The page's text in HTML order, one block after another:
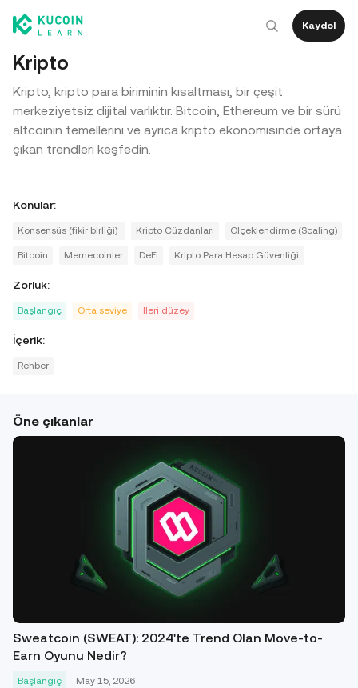
Kaydol
Kripto
Kripto, kripto para biriminin kısaltması, bir çeşit
merkeziyetsiz dijital varlıktır. Bitcoin, Ethereum ve bir sürü
altcoinin temellerini ve ayrıca kripto ekonomisinde ortaya
çıkan trendleri keşfedin.
Konular:
Konsensüs (fikir birliği) Kripto Cüzdanları Ölçeklendirme (Scaling)
Bitcoin Memecoinler DeFi Kripto Para Hesap Güvenliği
Zorluk:
Başlangıç Orta seviye İleri düzey
İçerik:
Rehber
Öne çıkanlar
Sweatcoin (SWEAT): 2024'te Trend Olan Move-to-
Earn Oyunu Nedir?
Başlangıç May 15, 2026